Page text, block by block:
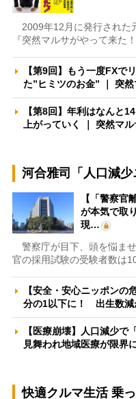
2009年12月に発行された
『突然マルサがやって来た
【第9回】もう一度FX
た”ヒミツのお金” ｜ 突
【第8回】年利はなんと
上がっていく ｜ 突然マ
河合雅司「人口減少
【「警察官
が本気で取
現…
警察庁が目下、頭を悩ま
官の採用試験の受験者数は
【安全・安心ニッポンの
分の1以下に！ 出生数
【医療崩壊】人口減少で
見舞われ地域医療が限
快適クルマ生活 乗